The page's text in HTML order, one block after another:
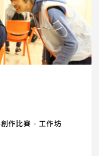
創作比賽 - 工作坊